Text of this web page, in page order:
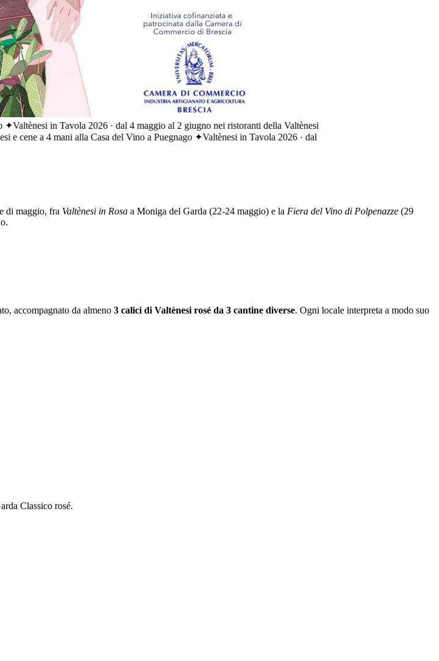
in Tavola 2026 · dal 4 maggio al 2 giugno nei ristoranti della Valtènesi
a 4 mani alla Casa del Vino a Puegnago ✦Valtènesi in Tavola 2026 · dal
di maggio, fra Valtènesi in Rosa a Moniga del Garda (22-24 maggio) e la Fiera del Vino di Polpenazze (29
accompagnato da almeno 3 calici di Valtènesi rosé da 3 cantine diverse. Ogni locale interpreta a modo suo
Classico rosé.